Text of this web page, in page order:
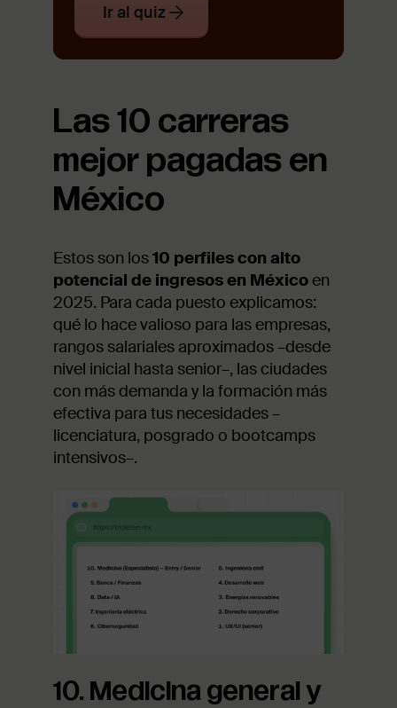
Ir al quiz
Las 10 carreras
mejor pagadas en
México
Estos son los10 perfiles con alto
potencial de ingresos en Méxicoen
2025. Para cada puesto explicamos:
qué lo hace valioso para las empresas,
rangos salariales aproximados –desde
nivel inicial hasta senior–, las ciudades
con más demanda y la formación más
efectiva para tus necesidades –
licenciatura, posgrado o bootcamps
intensivos–.
10. Medicina general y